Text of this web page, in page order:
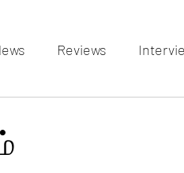
Reviews